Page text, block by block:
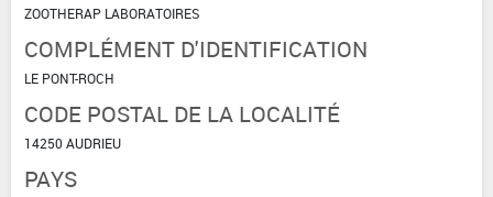
ZOOTHERAP LABORATOIRES
COMPLÉMENT D'IDENTIFICATION
LE PONT-ROCH
CODE POSTAL DE LA LOCALITÉ
14250 AUDRIEU
PAYS